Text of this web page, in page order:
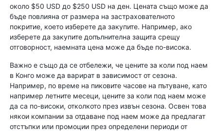
около $50 USD до $250 USD на ден. Цената също може да
бъде повлияна от размера на застрахователното
покритие, което изберете да закупите. Например, ако
изберете да закупите допълнителна защита срещу
отговорност, наемната цена може да бъде по-висока.
Важно е също да се отбележи, че цените за коли под наем
в Конго може да варират в зависимост от сезона.
Например, по време на пиковите часове на пътуване, като
например летните месеци, цените за коли под наем може
да са по-високи, отколкото през извън сезона. Освен това
някои компании за отдаване под наем може да предлагат
отстъпки или промоции през определени периоди от